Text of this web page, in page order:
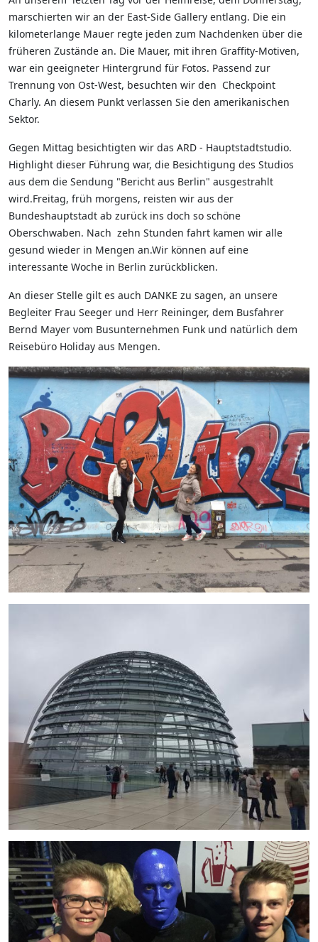
marschierten wir an der East-Side Gallery entlang. Die ein
kilometerlange Mauer regte jeden zum Nachdenken über die
früheren Zustände an. Die Mauer, mit ihren Graffity-Motiven,
war ein geeigneter Hintergrund für Fotos. Passend zur
Trennung von Ost-West, besuchten wir den Checkpoint
Charly. An diesem Punkt verlassen Sie den amerikanischen
Sektor.
Gegen Mittag besichtigten wir das ARD - Hauptstadtstudio.
Highlight dieser Führung war, die Besichtigung des Studios
aus dem die Sendung "Bericht aus Berlin" ausgestrahlt
wird.Freitag, früh morgens, reisten wir aus der
Bundeshauptstadt ab zurück ins doch so schöne
Oberschwaben. Nach zehn Stunden fahrt kamen wir alle
gesund wieder in Mengen an.Wir können auf eine
interessante Woche in Berlin zurückblicken.
An dieser Stelle gilt es auch DANKE zu sagen, an unsere
Begleiter Frau Seeger und Herr Reininger, dem Busfahrer
Bernd Mayer vom Busunternehmen Funk und natürlich dem
Reisebüro Holiday aus Mengen.